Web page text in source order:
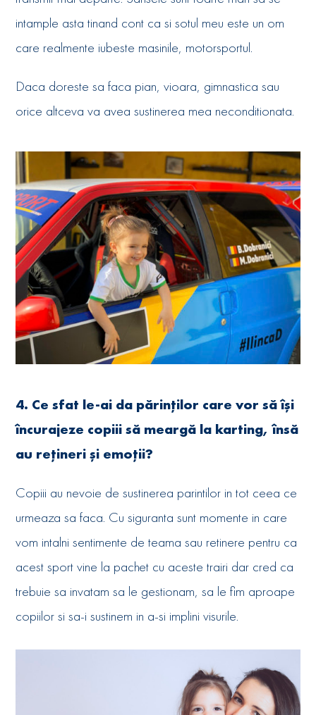
intample asta tinand cont ca si sotul meu este un om
care realmente iubeste masinile, motorsportul.
Daca doreste sa faca pian, vioara, gimnastica sau
orice altceva va avea sustinerea mea neconditionata.
4. Ce sfat le-ai da părinților care vor să își
încurajeze copiii să meargă la karting, însă
au rețineri și emoții?
Copiii au nevoie de sustinerea parintilor in tot ceea ce
urmeaza sa faca. Cu siguranta sunt momente in care
vom intalni sentimente de teama sau retinere pentru ca
acest sport vine la pachet cu aceste trairi dar cred ca
trebuie sa invatam sa le gestionam, sa le fim aproape
copiilor si sa-i sustinem in a-si implini visurile.